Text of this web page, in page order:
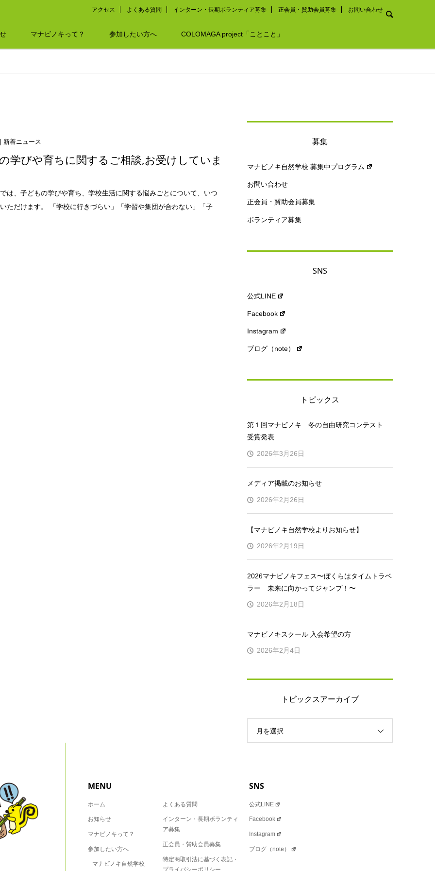
アクセス よくある質問 インターン・長期ボランティア募集 正会員・賛助会員募集 お問い合わせ
マナビノキって？ 参加したい方へ COLOMAGA project「ことこと」
新着ニュース
学びや育ちに関するご相談,お受けしていま
は、子どもの学びや育ち、学校生活に関する悩みごとについて、いつ
ただけます。 「学校に行きづらい」「学習や集団が合わない」「子
募集
マナビノキ自然学校 募集中プログラム
お問い合わせ
正会員・賛助会員募集
ボランティア募集
SNS
公式LINE
Facebook
Instagram
ブログ（note）
トピックス
第１回マナビノキ 冬の自由研究コンテスト
受賞発表
2026年3月26日
メディア掲載のお知らせ
2026年2月26日
【マナビノキ自然学校よりお知らせ】
2026年2月19日
2026マナビノキフェス〜ぼくらはタイムトラベ
ラー 未来に向かってジャンプ！〜
2026年2月18日
マナビノキスクール 入会希望の方
2026年2月4日
トピックスアーカイブ
月を選択
MENU
ホーム
お知らせ
マナビノキって？
参加したい方へ
マナビノキ自然学校
よくある質問
インターン・長期ボランティ
ア募集
正会員・賛助会員募集
特定商取引法に基づく表記・
プライバシーポリシー
SNS
公式LINE
Facebook
Instagram
ブログ（note）